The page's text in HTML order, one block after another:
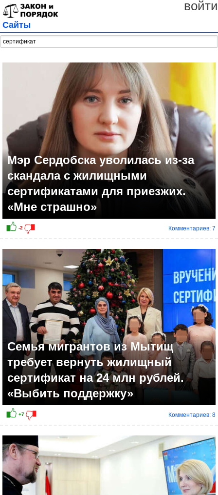
войти
Сайты
Мэр Сердобска уволилась из-за
скандала с жилищными
сертификатами для приезжих.
«Мне страшно»
-2
Комментариев: 7
Семья мигрантов из Мытищ
требует вернуть жилищный
сертификат на 24 млн рублей.
«Выбить поддержку»
Комментариев: 8